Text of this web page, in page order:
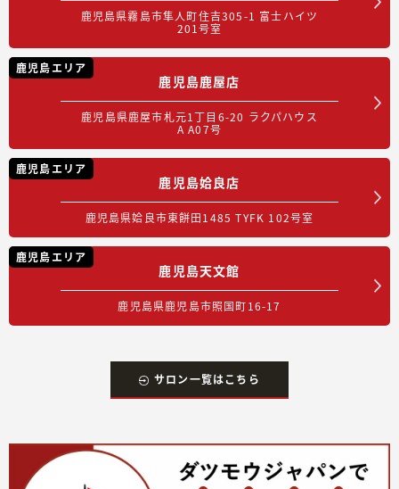
鹿児島県霧島市隼人町住吉305-1 富士ハイツ
201号室
鹿児島エリア
鹿児島鹿屋店
鹿児島県鹿屋市札元1丁目6-20 ラクパハウス
A A07号
鹿児島エリア
鹿児島姶良店
鹿児島県姶良市東餅田1485 TYFK 102号室
鹿児島エリア
鹿児島天文館
鹿児島県鹿児島市照国町16-17
サロン一覧はこちら